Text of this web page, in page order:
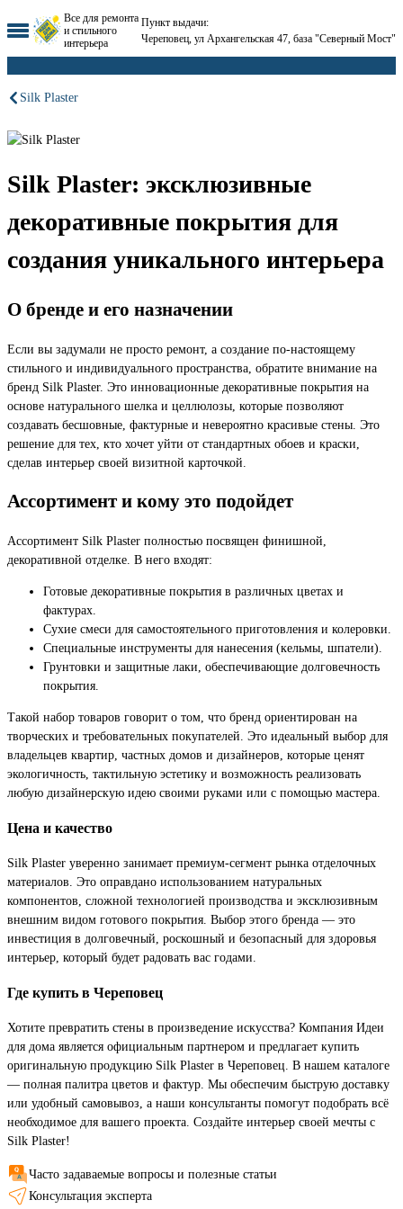
Все для ремонта
и стильного
интерьера
Пункт выдачи:
Череповец, ул Архангельская 47, база "Северный Мост"
Silk Plaster
Silk Plaster: эксклюзивные
декоративные покрытия для
создания уникального интерьера
О бренде и его назначении
Если вы задумали не просто ремонт, а создание по-настоящему
стильного и индивидуального пространства, обратите внимание на
бренд Silk Plaster. Это инновационные декоративные покрытия на
основе натурального шелка и целлюлозы, которые позволяют
создавать бесшовные, фактурные и невероятно красивые стены. Это
решение для тех, кто хочет уйти от стандартных обоев и краски,
сделав интерьер своей визитной карточкой.
Ассортимент и кому это подойдет
Ассортимент Silk Plaster полностью посвящен финишной,
декоративной отделке. В него входят:
Готовые декоративные покрытия в различных цветах и
фактурах.
Сухие смеси для самостоятельного приготовления и колеровки.
Специальные инструменты для нанесения (кельмы, шпатели).
Грунтовки и защитные лаки, обеспечивающие долговечность
покрытия.
Такой набор товаров говорит о том, что бренд ориентирован на
творческих и требовательных покупателей. Это идеальный выбор для
владельцев квартир, частных домов и дизайнеров, которые ценят
экологичность, тактильную эстетику и возможность реализовать
любую дизайнерскую идею своими руками или с помощью мастера.
Цена и качество
Silk Plaster уверенно занимает премиум-сегмент рынка отделочных
материалов. Это оправдано использованием натуральных
компонентов, сложной технологией производства и эксклюзивным
внешним видом готового покрытия. Выбор этого бренда — это
инвестиция в долговечный, роскошный и безопасный для здоровья
интерьер, который будет радовать вас годами.
Где купить в Череповец
Хотите превратить стены в произведение искусства? Компания Идеи
для дома является официальным партнером и предлагает купить
оригинальную продукцию Silk Plaster в Череповец. В нашем каталоге
— полная палитра цветов и фактур. Мы обеспечим быструю доставку
или удобный самовывоз, а наши консультанты помогут подобрать всё
необходимое для вашего проекта. Создайте интерьер своей мечты с
Silk Plaster!
Часто задаваемые вопросы и полезные статьи
Консультация эксперта